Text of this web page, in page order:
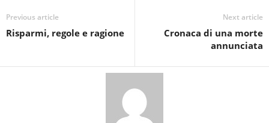
Previous article
Risparmi, regole e ragione
Next article
Cronaca di una morte
annunciata